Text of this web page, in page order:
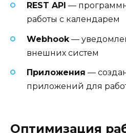
REST API —
работы с календарем
Webhook —
внешних систем
Приложения —
приложений для
Оптимизация